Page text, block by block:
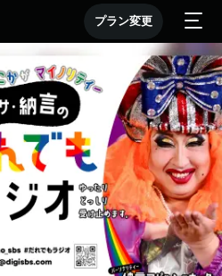
プラン変更